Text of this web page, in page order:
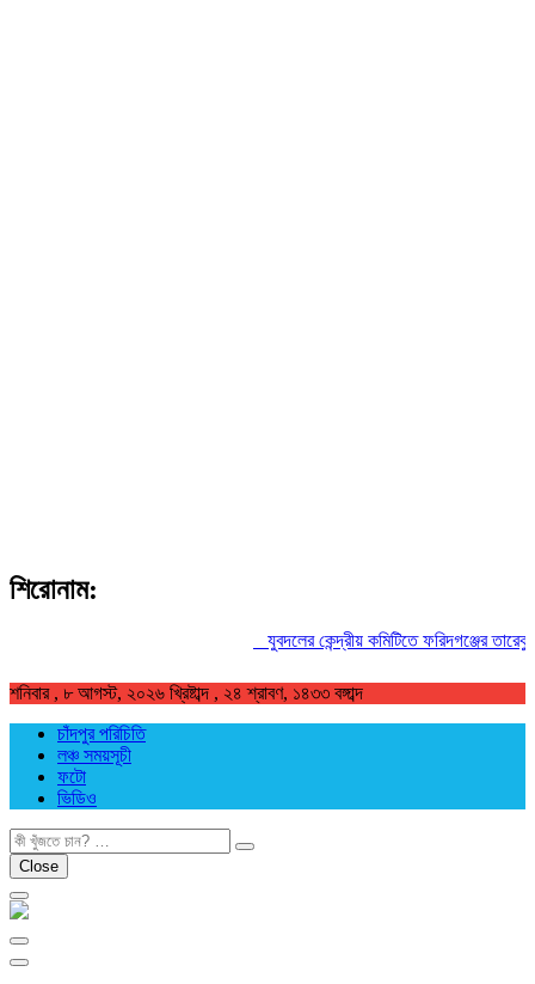
শিরোনাম:
যুবদলের কেন্দ্রীয় কমিটিতে ফরিদগঞ্জের তারেকুর রহমান
শনিবার , ৮ আগস্ট, ২০২৬ খ্রিষ্টাব্দ , ২৪ শ্রাবণ, ১৪৩৩ বঙ্গাব্দ
চাঁদপুর পরিচিতি
লঞ্চ সময়সূচী
ফটো
ভিডিও
খুজুন
Close